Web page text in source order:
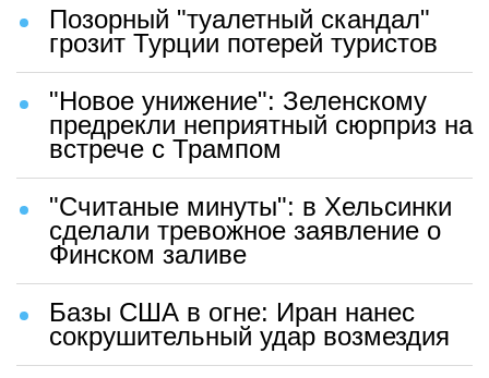
Позорный "туалетный скандал"
грозит Турции потерей туристов
"Новое унижение": Зеленскому
предрекли неприятный сюрприз на
встрече с Трампом
"Считаные минуты": в Хельсинки
сделали тревожное заявление о
Финском заливе
Базы США в огне: Иран нанес
сокрушительный удар возмездия